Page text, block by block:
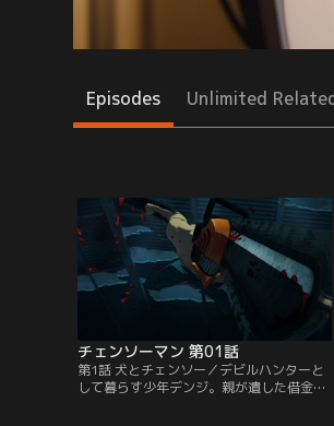
Episodes Unlimited
チェンソーマン 第01話
第1話 犬とチェンソー／デビルハンターと
して暮らす少年デンジ。親が遺した借金返